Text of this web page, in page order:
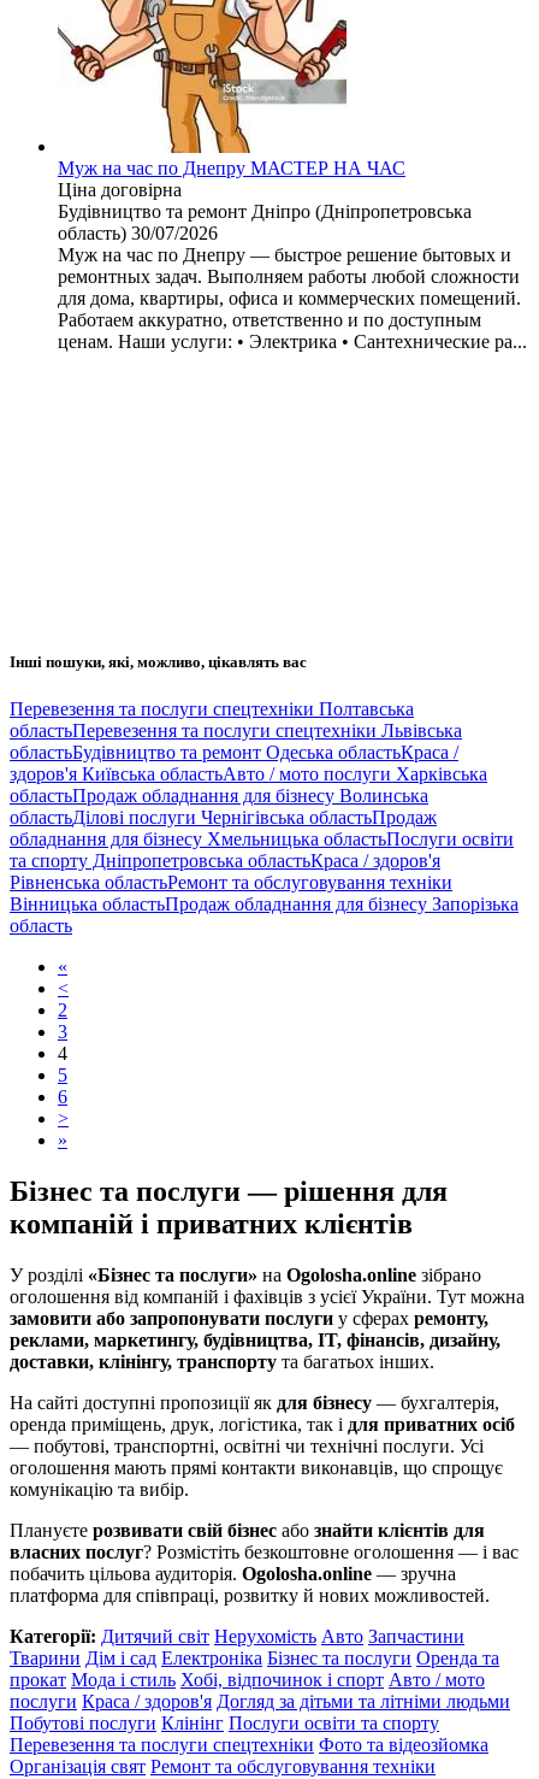
Муж на час по Днепру МАСТЕР НА ЧАС
Ціна договірна
Будівництво та ремонт Дніпро (Дніпропетровська
область) 30/07/2026
Муж на час по Днепру — быстрое решение бытовых и
ремонтных задач. Выполняем работы любой сложности
для дома, квартиры, офиса и коммерческих помещений.
Работаем аккуратно, ответственно и по доступным
ценам. Наши услуги: • Электрика • Сантехнические ра...
Інші пошуки, які, можливо, цікавлять вас
Перевезення та послуги спецтехніки Полтавська
областьПеревезення та послуги спецтехніки Львівська
областьБудівництво та ремонт Одеська областьКраса /
здоров'я Київська областьАвто / мото послуги Харківська
областьПродаж обладнання для бізнесу Волинська
областьДілові послуги Чернігівська областьПродаж
обладнання для бізнесу Хмельницька областьПослуги освіти
та спорту Дніпропетровська областьКраса / здоров'я
Рівненська областьРемонт та обслуговування техніки
Вінницька областьПродаж обладнання для бізнесу Запорізька
область
«
<
2
3
4
5
6
>
»
Бізнес та послуги — рішення для
компаній і приватних клієнтів
У розділі «Бізнес та послуги» на Ogolosha.online зібрано
оголошення від компаній і фахівців з усієї України. Тут можна
замовити або запропонувати послуги у сферах ремонту,
реклами, маркетингу, будівництва, IT, фінансів, дизайну,
доставки, клінінгу, транспорту та багатьох інших.
На сайті доступні пропозиції як для бізнесу — бухгалтерія,
оренда приміщень, друк, логістика, так і для приватних осіб
— побутові, транспортні, освітні чи технічні послуги. Усі
оголошення мають прямі контакти виконавців, що спрощує
комунікацію та вибір.
Плануєте розвивати свій бізнес або знайти клієнтів для
власних послуг? Розмістіть безкоштовне оголошення — і вас
побачить цільова аудиторія. Ogolosha.online — зручна
платформа для співпраці, розвитку й нових можливостей.
Категорії: Дитячий світ Нерухомість Авто Запчастини
Тварини Дім і сад Електроніка Бізнес та послуги Оренда та
прокат Мода і стиль Хобі, відпочинок і спорт Авто / мото
послуги Краса / здоров'я Догляд за дітьми та літніми людьми
Побутові послуги Клінінг Послуги освіти та спорту
Перевезення та послуги спецтехніки Фото та відеозйомка
Організація свят Ремонт та обслуговування техніки